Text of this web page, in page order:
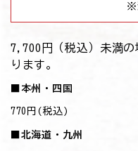
※
7,700円（税込）未満
ります。
■本州・四国
770円(税込)
■北海道・九州